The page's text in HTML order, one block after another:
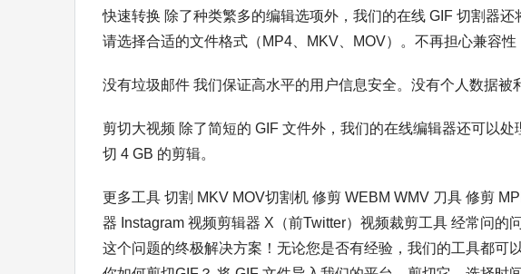
快速转换 除了种类繁多的编辑选项外，我们的在线 GIF 切割器
请选择合适的文件格式（MP4、MKV、MOV）。不再担心兼容性
没有垃圾邮件 我们保证高水平的用户信息安全。没有个人数据被
剪切大视频 除了简短的 GIF 文件外，我们的在线编辑器还可以
切 4 GB 的剪辑。
更多工具 切割 MKV MOV切割机 修剪 WEBM WMV 刀具 修剪
器 Instagram 视频剪辑器 X（前Twitter）视频裁剪工具 经常问的
这个问题的终极解决方案！无论您是否有经验，我们的工具都可